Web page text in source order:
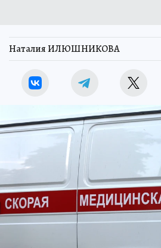
Наталия ИЛЮШНИКОВА